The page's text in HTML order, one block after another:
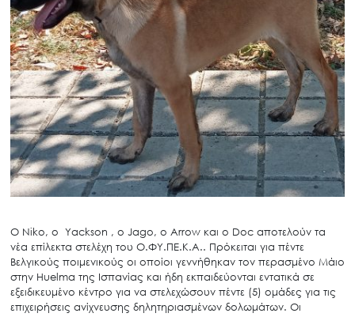
Ο Niko, ο Yackson , ο Jago, ο Arrow και ο Doc αποτελούν τα
νέα επίλεκτα στελέχη του Ο.ΦΥ.ΠΕ.Κ.Α.. Πρόκειται για πέντε
Βελγικούς ποιμενικούς οι οποίοι γεννήθηκαν τον περασμένο Μάιο
στην Huelma της Ισπανίας και ήδη εκπαιδεύονται εντατικά σε
εξειδικευμένο κέντρο για να στελεχώσουν πέντε (5) ομάδες για τις
επιχειρήσεις ανίχνευσης δηλητηριασμένων δολωμάτων. Οι